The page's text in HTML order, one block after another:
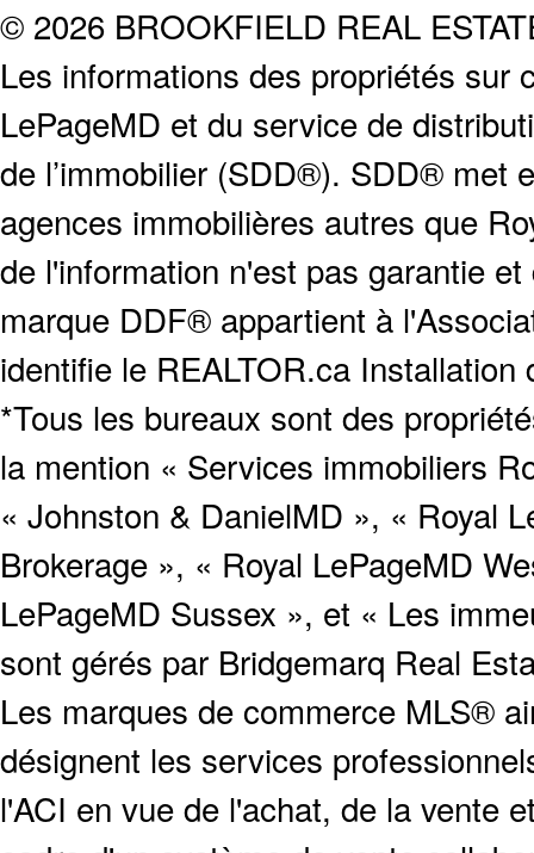
© 2026 BROOKFIELD REAL
Les informations des propriétés sur
LePageMD et du service de
de l’immobilier (SDD®). SDD® met
agences immobilières autres que
de l'information n'est pas garantie
marque DDF® appartient à
identifie le REALTOR.ca
*Tous les bureaux sont des
la mention « Services immobiliers
« Johnston & DanielMD », « Royal
Brokerage », « Royal LePageMD
LePageMD Sussex », et « Les
sont gérés par Bridgemarq Real
Les marques de commerce MLS®
désignent les services
l'ACI en vue de l'achat, de la vente